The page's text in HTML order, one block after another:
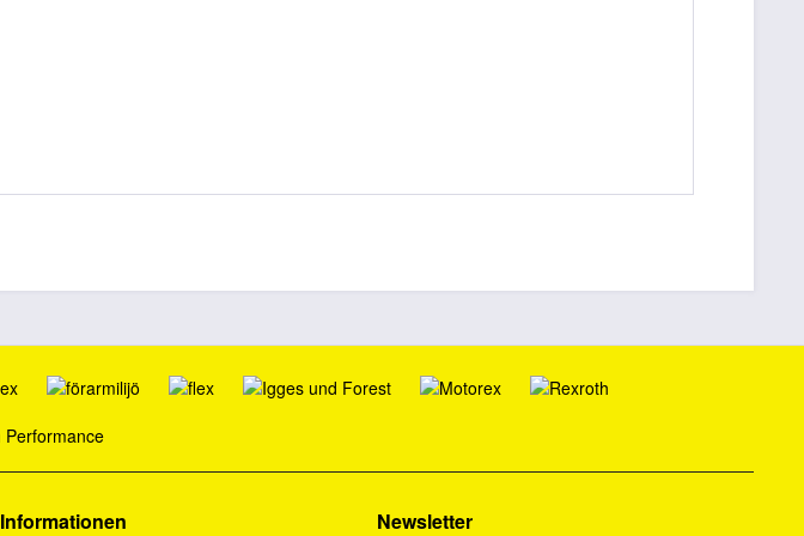
Informationen Newsletter